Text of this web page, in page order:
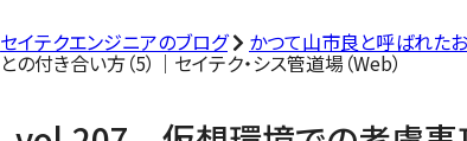
セイテクエンジニアのブログ かつて山市良と呼ばれた
との付き合い方（5）｜セイテク・シス管道場（Web）